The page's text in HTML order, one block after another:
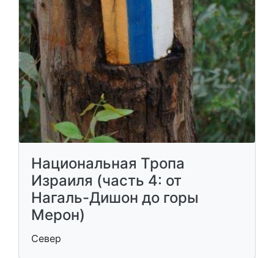
Национальная Тропа
Израиля (часть 4: от
Нагаль-Дишон до горы
Мерон)
Север